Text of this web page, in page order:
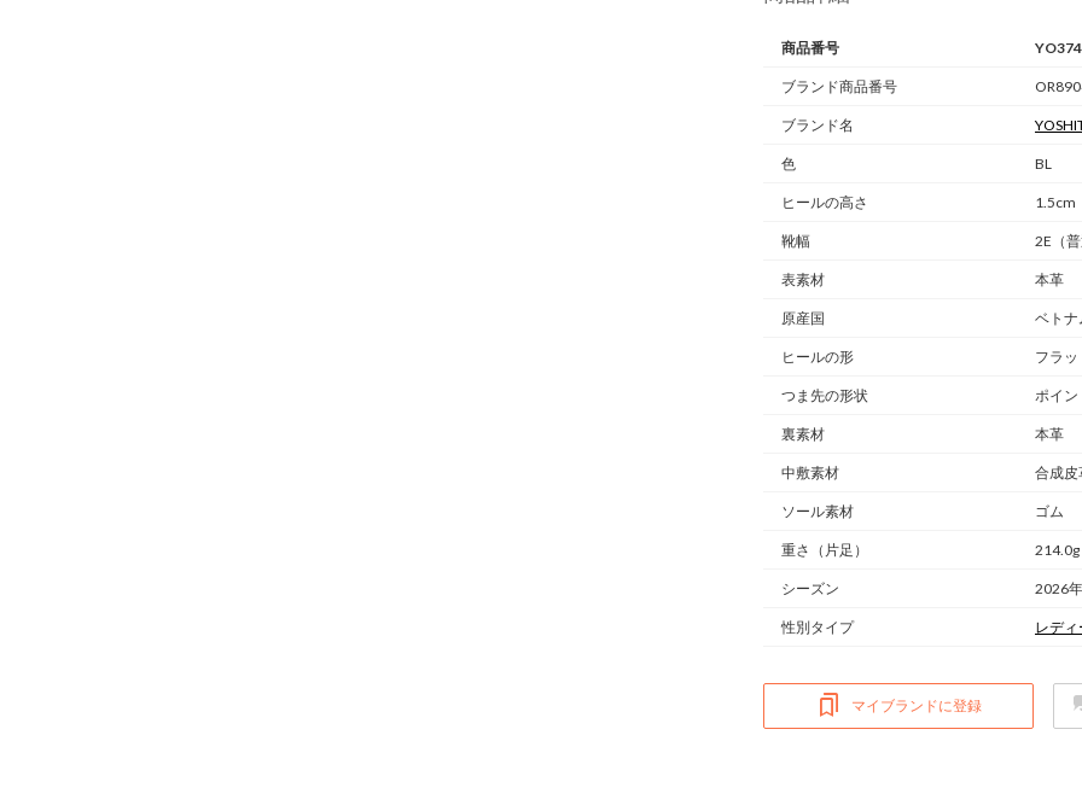
商品番号
ブランド商品番号
ブランド名
色 BL
ヒールの高さ 1.5cm
靴幅 2E（普
表素材 本革
原産国 ベトナ
ヒールの形 フラ
つま先の形状 ポイン
裏素材 本革
中敷素材 合成皮
ソール素材 ゴム
重さ （片足） 214.0g
シーズン 2026
性別タイプ レディ
マイブランドに登録